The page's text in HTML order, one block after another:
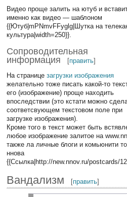
Видео проще залить на ютуб и
именно как видео — шаблоном
{{Ютуб|mPNmvFFyglg|Шутка на
культура|width=250}}.
Сопроводительная
информация
[править]
На страницезагрузки изображения
желательно тоже писать какой-то
его (изображение) проще находить
впоследствии (это кстати можно
соответсвующем текстовом поле при
загрузке изображения).
Кроме того в текст может быть
любое изображение залитое на
также ла личные блоги и комьюнити
ннова
{{Ссылка|http://new.nnov.ru/postcards/
Вандализм [править]